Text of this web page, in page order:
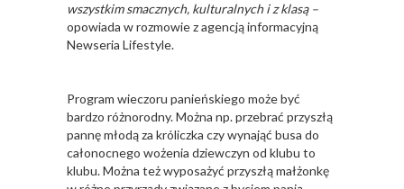
wszystkim smacznych, kulturalnych i z klasą –
opowiada w rozmowie z agencją informacyjną
Newseria Lifestyle.
Program wieczoru panieńskiego może być
bardzo różnorodny. Można np. przebrać przyszłą
pannę młodą za króliczka czy wynająć busa do
całonocnego wożenia dziewczyn od klubu to
klubu. Można też wyposażyć przyszłą małżonkę